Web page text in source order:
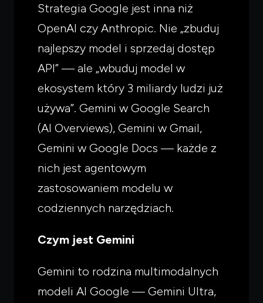
Strategia Google jest inna niż
OpenAI czy Anthropic. Nie „zbuduj
najlepszy model i sprzedaj dostęp
API” — ale „wbuduj model w
ekosystem który 3 miliardy ludzi już
używa”. Gemini w Google Search
(AI Overviews), Gemini w Gmail,
Gemini w Google Docs — każde z
nich jest agentowym
zastosowaniem modelu w
codziennych narzędziach.
Czym jest Gemini
Gemini to rodzina multimodalnych
modeli AI Google — Gemini Ultra,